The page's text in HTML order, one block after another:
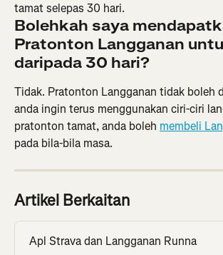
tamat selepas 30 hari.
Bolehkah saya
Pratonton Langganan
daripada 30 hari?
Tidak. Pratonton Langganan tidak boleh
anda ingin terus menggunakan ciri-ciri
pratonton tamat, anda boleh membeli
pada bila-bila masa.
Artikel Berkaitan
Apl Strava dan Langganan Runna